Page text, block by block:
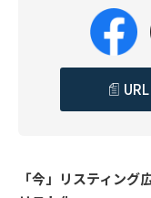
「今」リスティン